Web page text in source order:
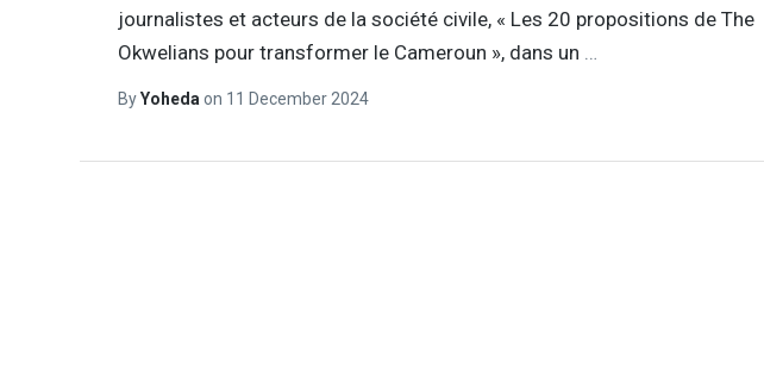
journalistes et acteurs de la société civile, « Les 20 propositions de The
Okwelians pour transformer le Cameroun », dans un …
By Yoheda on 11 December 2024